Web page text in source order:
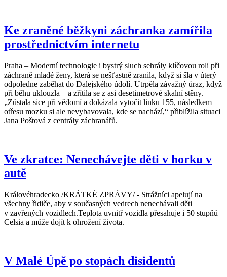
Ke zraněné běžkyni záchranka zamířila
prostřednictvím internetu
Praha – Moderní technologie i bystrý sluch sehrály klíčovou roli při
záchraně mladé ženy, která se nešťastně zranila, když si šla v úterý
odpoledne zaběhat do Dalejského údolí. Utrpěla závažný úraz, když
při běhu uklouzla – a zřítila se z asi desetimetrové skalní stěny.
„Zůstala sice při vědomí a dokázala vytočit linku 155, následkem
otřesu mozku si ale nevybavovala, kde se nachází,“ přiblížila situaci
Jana Poštová z centrály záchranářů.
Ve zkratce: Nenechávejte děti v horku v
autě
Královéhradecko /KRÁTKÉ ZPRÁVY/ - Strážníci apelují na
všechny řidiče, aby v současných vedrech nenechávali děti
v zavřených vozidlech.Teplota uvnitř vozidla přesahuje i 50 stupňů
Celsia a může dojít k ohrožení života.
V Malé Úpě po stopách disidentů